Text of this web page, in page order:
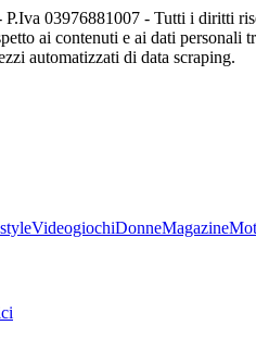
03976881007 - Tutti i diritti
ai contenuti e ai dati personali
automatizzati di data scraping.
VideogiochiDonneMagazine